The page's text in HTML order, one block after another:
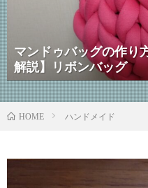
マンドゥバッグの作り
解説】リボンバッグ
HOME ハンドメイド